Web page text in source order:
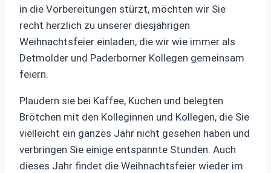
in die Vorbereitungen stürzt, möchten wir Sie
recht herzlich zu unserer diesjährigen
Weihnachtsfeier einladen, die wir wie immer als
Detmolder und Paderborner Kollegen gemeinsam
feiern.
Plaudern sie bei Kaffee, Kuchen und belegten
Brötchen mit den Kolleginnen und Kollegen, die Sie
vielleicht ein ganzes Jahr nicht gesehen haben und
verbringen Sie einige entspannte Stunden. Auch
dieses Jahr findet die Weihnachtsfeier wieder im